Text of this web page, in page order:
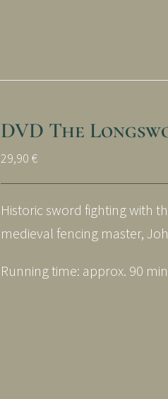
DVD The
29,90 €
Historic sword fighting with
medieval fencing master,
Running time: approx. 90